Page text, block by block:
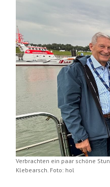
Verbrachten ein paar schöne
Klebearsch. Foto: hol